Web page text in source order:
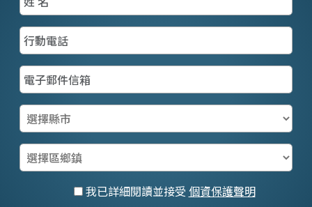
我已詳細閱讀並接受 個資保護聲明